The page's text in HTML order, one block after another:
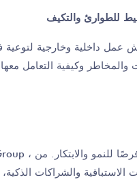
عمل داخلية وخارجية لتوعية
الاستباقية والشراكات